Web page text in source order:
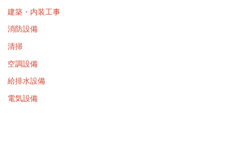
建築・内装工事
消防設備
清掃
空調設備
給排水設備
電気設備